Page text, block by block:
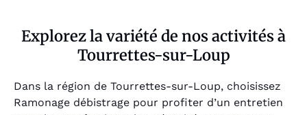
Explorez la variété de nos activités à
Tourrettes-sur-Loup
Dans la région de Tourrettes-sur-Loup, choisissez
Ramonage débistrage pour profiter d’un entretien